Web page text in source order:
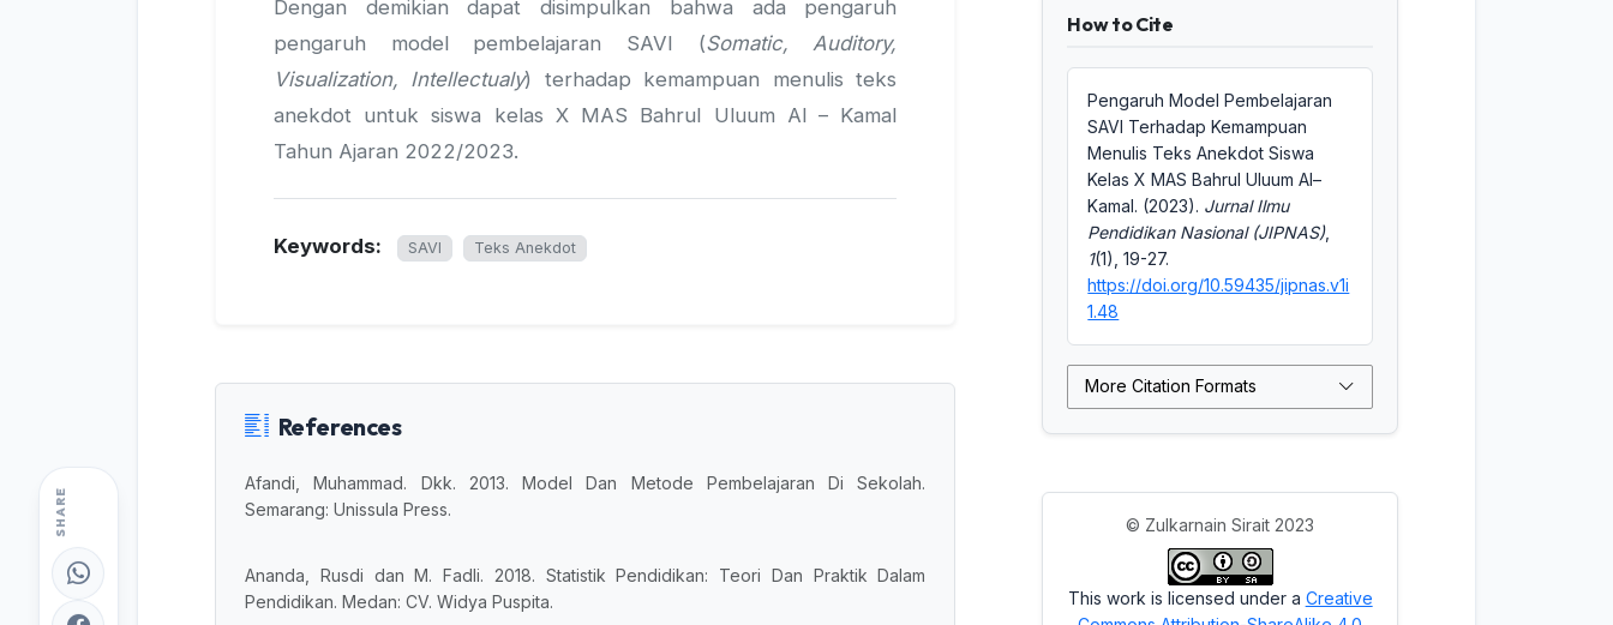
SHARE
Dengan demikian dapat disimpulkan bahwa ada pengaruh
pengaruh model pembelajaran SAVI (Somatic, Auditory,
Visualization, Intellectualy) terhadap kemampuan menulis teks
anekdot untuk siswa kelas X MAS Bahrul Uluum Al – Kamal
Tahun Ajaran 2022/2023.
Keywords: SAVI Teks Anekdot
References
Afandi, Muhammad. Dkk. 2013. Model Dan Metode Pembelajaran Di Sekolah.
Semarang: Unissula Press.
Ananda, Rusdi dan M. Fadli. 2018. Statistik Pendidikan: Teori Dan Praktik Dalam
Pendidikan. Medan: CV. Widya Puspita.
How to Cite
Pengaruh Model Pembelajaran
SAVI Terhadap Kemampuan
Menulis Teks Anekdot Siswa
Kelas X MAS Bahrul Uluum Al–
Kamal. (2023). Jurnal Ilmu
Pendidikan Nasional (JIPNAS),
1(1), 19-27.
https://doi.org/10.59435/jipnas.v1i
1.48
More Citation Formats
© Zulkarnain Sirait 2023
This work is licensed under a Creative